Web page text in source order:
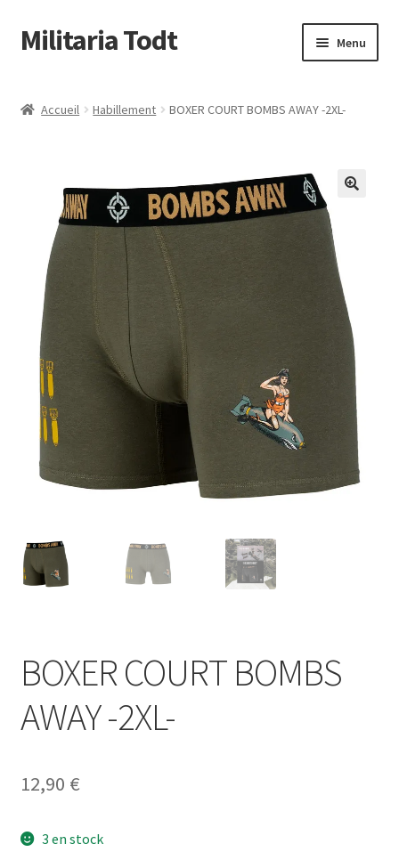
Aller
à
navigation
Aller
au
Militaria Todt Menu
Accueil Habillement BOXER COURT BOMBS AWAY -2XL-
BOXER COURT BOMBS
AWAY -2XL-
12,90 €
3 en stock